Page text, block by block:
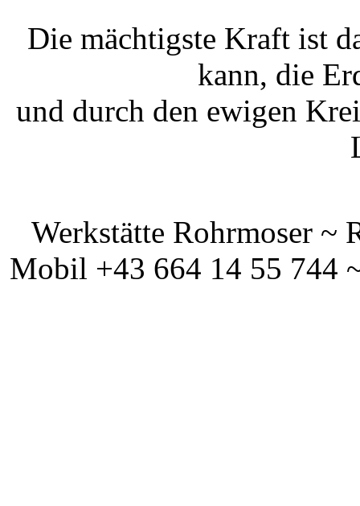
Die mächtigste Kraft ist
kann, die
und durch den ewigen
Werkstätte Rohrmoser ~
Mobil +43 664 14 55 744